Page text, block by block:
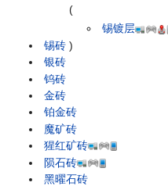
锡砖
(
锡镀层
)
银砖
钨砖
金砖
铂金砖
魔矿砖
猩红矿砖
陨石砖
黑曜石砖